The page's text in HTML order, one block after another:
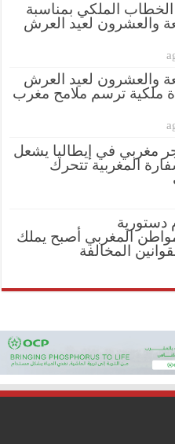
الملكي بمناسبة
والعشرون لعيد العرش
والعشرون لعيد العرش
ملكية ترسم ملامح مغرب
مغربي في إيطاليا يشعل
المغربية تتحرك
دستورية
المغربي أصبح يملك
المخالفة